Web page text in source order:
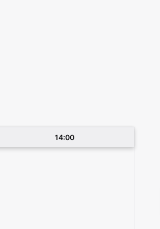
14:00